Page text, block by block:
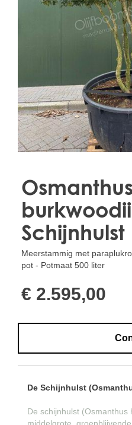
Treesafe
VORSTBESCHERMINGVOORBOMEN.NL
WINTERSCHUTZFUERBAEUME.DE
FROSTPROTECTIONFORTREES.CO.UK
Osmanthus
Schijnhulst
Meerstammig met
pot - Potmaat 500 liter
€ 2.595,00
De Schijnhulst
De schijnhulst (Osmanthus